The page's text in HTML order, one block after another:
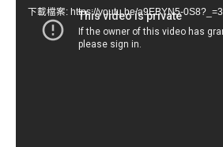
下載檔案: https://youtu.be/a9EBYN5-0S8?_=3